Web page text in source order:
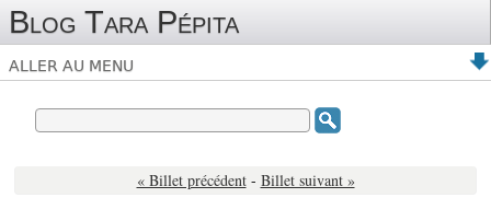
Blog Tara Pépita
ALLER AU MENU
« Billet précédent - Billet suivant »